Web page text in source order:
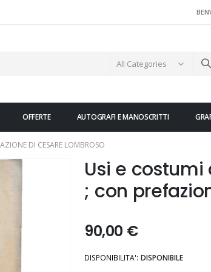
OFFERTE AUTOGRAFI E MANOSCRITTI
DI CESARE LOMBROSO
Usi e
; con
90,00 €
DISPONIBILITA': DISPONIBILE